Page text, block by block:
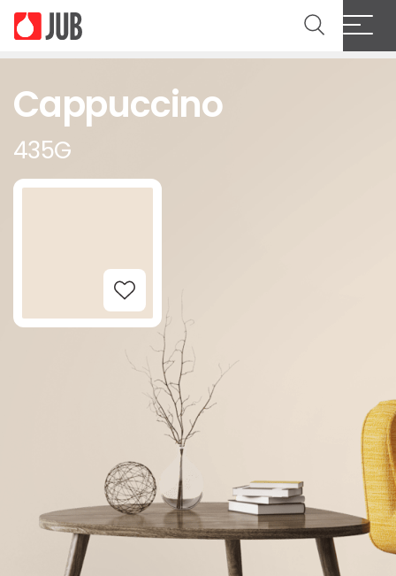
Cappuccino
435G
Add to Wishlist